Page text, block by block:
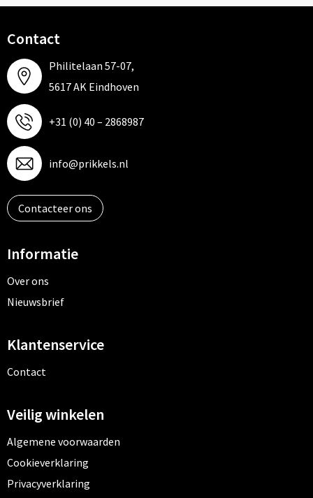
Contact
Philitelaan 57-07,
5617 AK Eindhoven
+31 (0) 40 – 2868987
info@prikkels.nl
Contacteer ons
Informatie
Over ons
Nieuwsbrief
Klantenservice
Contact
Veilig winkelen
Algemene voorwaarden
Cookieverklaring
Privacyverklaring